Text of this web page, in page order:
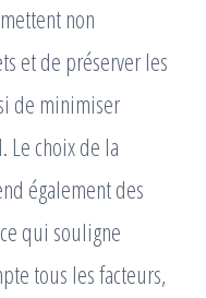
non
et de préserver les
de minimiser
Le choix de la
également des
qui souligne
tous les facteurs,